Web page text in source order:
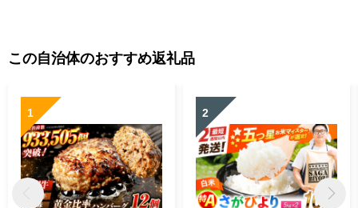
この自治体のおすすめ返礼品
1 2